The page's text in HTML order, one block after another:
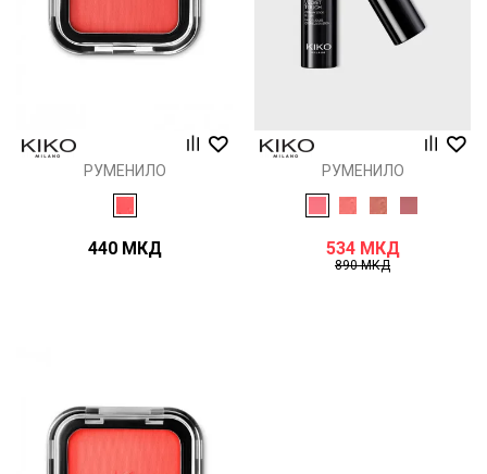
РУМЕНИЛО
440 МКД
РУМЕНИЛО
534 МКД
890МКД